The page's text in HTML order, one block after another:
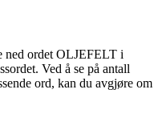
ned ordet OLJEFELT i
Ved å se på antall
ord, kan du avgjøre om